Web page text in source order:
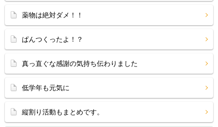
薬物は絶対ダメ！！
ぱんつくったよ！？
真っ直ぐな感謝の気持ち伝わりました
低学年も元気に
縦割り活動もまとめです。